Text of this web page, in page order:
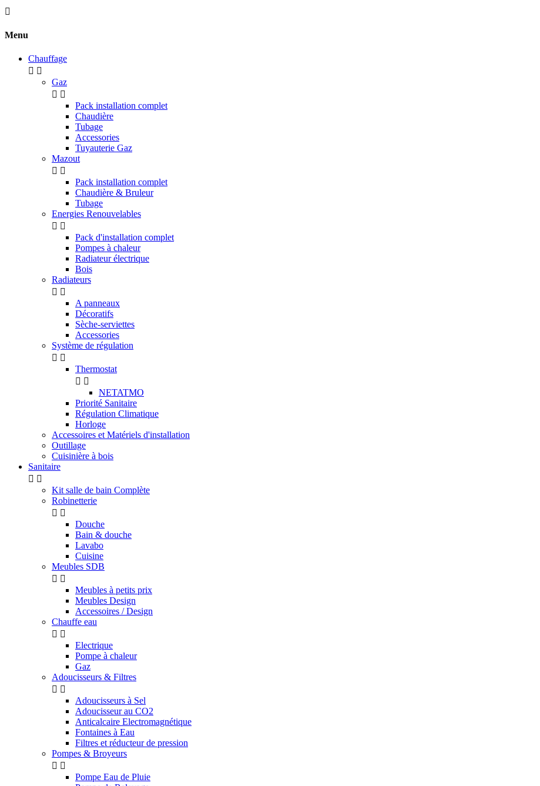

Menu
Chauffage
 
Gaz
 
Pack installation complet
Chaudière
Tubage
Accessories
Tuyauterie Gaz
Mazout
 
Pack installation complet
Chaudière & Bruleur
Tubage
Energies Renouvelables
 
Pack d'installation complet
Pompes à chaleur
Radiateur électrique
Bois
Radiateurs
 
A panneaux
Décoratifs
Sèche-serviettes
Accessories
Système de régulation
 
Thermostat
 
NETATMO
Priorité Sanitaire
Régulation Climatique
Horloge
Accessoires et Matériels d'installation
Outillage
Cuisinière à bois
Sanitaire
 
Kit salle de bain Complète
Robinetterie
 
Douche
Bain & douche
Lavabo
Cuisine
Meubles SDB
 
Meubles à petits prix
Meubles Design
Accessoires / Design
Chauffe eau
 
Electrique
Pompe à chaleur
Gaz
Adoucisseurs & Filtres
 
Adoucisseurs à Sel
Adoucisseur au CO2
Anticalcaire Electromagnétique
Fontaines à Eau
Filtres et réducteur de pression
Pompes & Broyeurs
 
Pompe Eau de Pluie